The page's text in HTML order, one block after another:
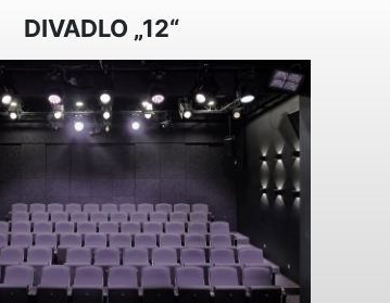
DIVADLO „12“